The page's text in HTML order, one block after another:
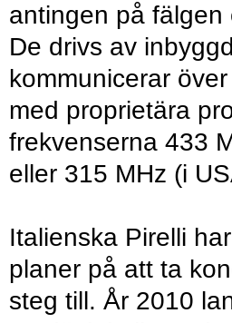
antingen på
De drivs av
kommunicerar
med proprietära
frekvenserna 433
eller 315 MHz (i
Italienska Pirelli
planer på att ta
steg till. År 2010